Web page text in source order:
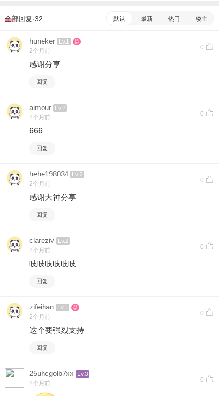
全部回复·32 默认 最新 热门 楼主
0
huneker
Lv.1
2个月前
感谢分享
回复
0
aimour
Lv.2
2个月前
666
回复
0
hehe198034
Lv.2
2个月前
感谢大神分享
回复
0
clareziv
Lv.2
2个月前
吱吱吱吱吱吱
回复
0
zifeihan
Lv.1
2个月前
这个要强烈支持，
回复
0
25uhcgolb7xx
Lv.3
2个月前